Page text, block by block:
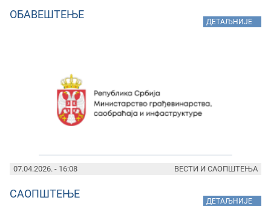
ОБАВЕШТЕЊЕ
ДЕТАЉНИЈЕ
07.04.2026. - 16:08
САОПШТЕЊЕ
ДЕТАЉНИЈЕ
ВЕСТИ И САОПШТЕЊА